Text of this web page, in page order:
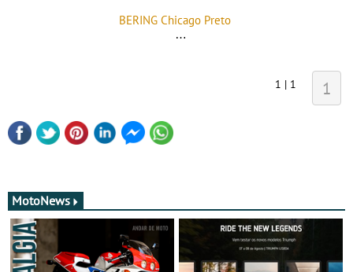
BERING Chicago Preto
1 | 1 1
MotoNews